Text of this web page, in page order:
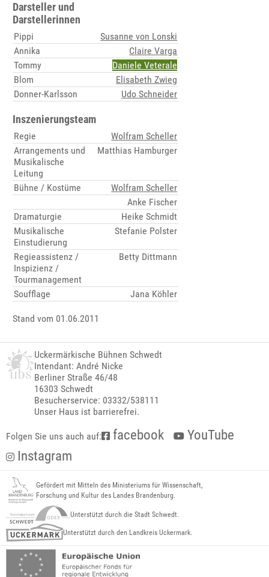
Darsteller und
Darstellerinnen
Pippi
Susanne von Lonski
Annika
Claire Varga
Tommy
Daniele Veterale
Blom
Elisabeth Zwieg
Donner-Karlsson
Udo Schneider
Inszenierungsteam
Regie
Wolfram Scheller
Arrangements und
Musikalische
Leitung
Matthias Hamburger
Bühne / Kostüme
Wolfram Scheller
Anke Fischer
Dramaturgie
Heike Schmidt
Musikalische
Einstudierung
Stefanie Polster
Regieassistenz /
Inspizienz /
Tourmanagement
Betty Dittmann
Soufflage Jana Köhler
Stand vom 01.06.2011
Uckermärkische Bühnen Schwedt
Intendant: André Nicke
Berliner Straße 46/48
16303 Schwedt
Besucherservice: 03332/538111
Unser Haus ist barrierefrei.
Folgen Sie uns auch auf: facebook
YouTube
Instagram
Gefördert mit Mitteln des Ministeriums für Wissenschaft,
Forschung und Kultur des Landes Brandenburg.
Unterstützt durch die Stadt Schwedt.
Unterstützt durch den Landkreis Uckermark.